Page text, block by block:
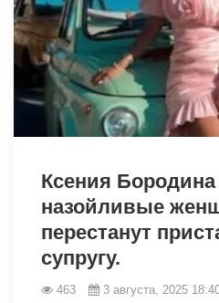
Ксения Бородина
назойливые
перестанут
супругу.
463 3 августа, 2025